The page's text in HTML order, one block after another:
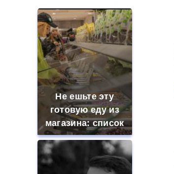
Не ешьте эту
готовую еду из
магазина: список